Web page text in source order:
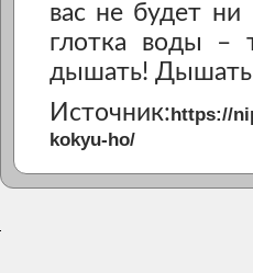
вас не будет
глотка воды –
дышать! Дышать
Источник:https://
kokyu-ho/